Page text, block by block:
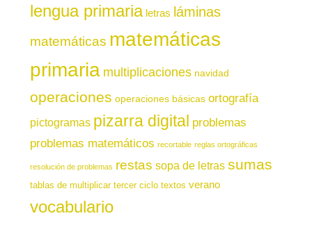
lengua primaria letras láminas
matemáticas matemáticas
primaria multiplicaciones navidad
operaciones operaciones básicas ortografía
pictogramas pizarra digital problemas
problemas matemáticos recortable reglas ortográficas
resolución de problemas restas sopa de letras sumas
tablas de multiplicar tercer ciclo textos verano
vocabulario